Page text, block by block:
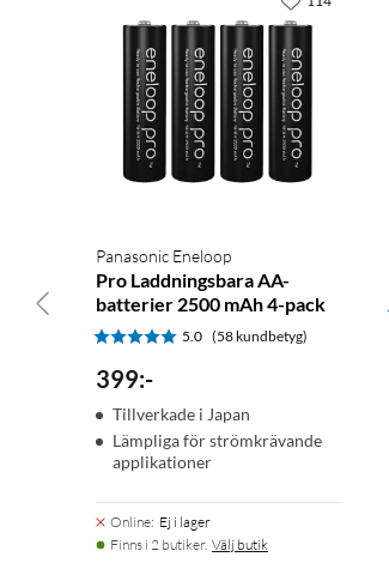
Panasonic Eneloop
Pro Laddningsbara AA-
batterier 2500 mAh 4-pack
5.0 (58 kundbetyg)
399:-
Tillverkade i Japan
Lämpliga för strömkrävande
applikationer
Online: Ej i lager
Finns i 2 butiker. Välj butik